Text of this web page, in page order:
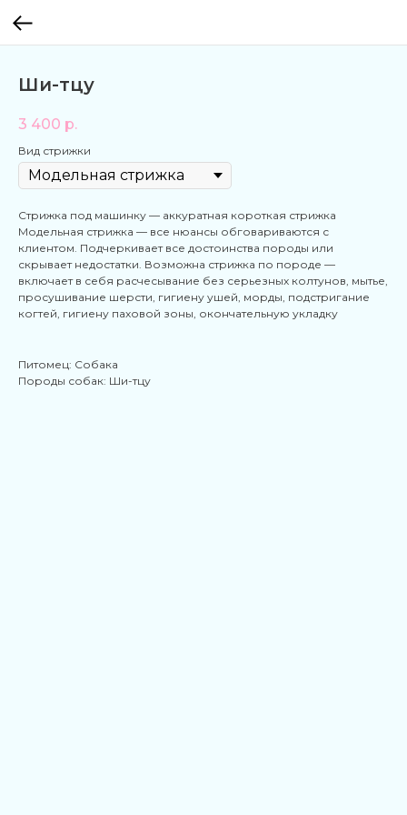
Ши-тцу
3 400 р.
Вид стрижки
Стрижка под машинку — аккуратная короткая стрижка
Модельная стрижка — все нюансы обговариваются с
клиентом. Подчеркивает все достоинства породы или
скрывает недостатки. Возможна стрижка по породе —
включает в себя расчесывание без серьезных колтунов, мытье,
просушивание шерсти, гигиену ушей, морды, подстригание
когтей, гигиену паховой зоны, окончательную укладку
Питомец: Собака
Породы собак: Ши-тцу